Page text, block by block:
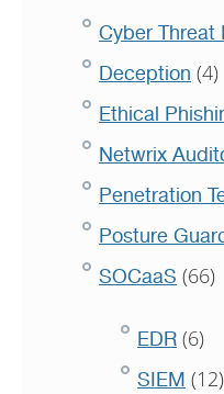
Cyber Threat
Deception (4)
Ethical
Netwrix
Penetration
Posture
SOCaaS (66)
EDR (6)
SIEM (12)